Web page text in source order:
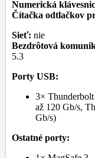
Numerická
Čítačka odtlačkov
Sieť: nie
Bezdrôtová
5.3
Porty USB:
3×
až 120 Gb/s,
Gb/s)
Ostatné porty: